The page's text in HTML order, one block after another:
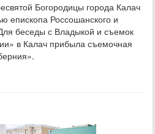
Богородицы города Калач
епископа Россошанского и
беседы с Владыкой и съемок
в Калач прибыла съемочная